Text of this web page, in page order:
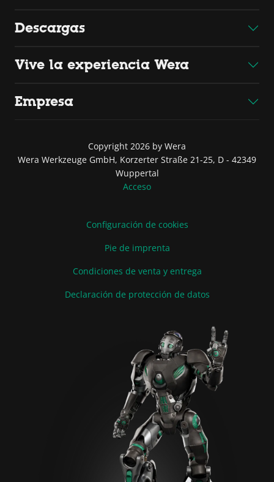
Descargas
Vive la experiencia Wera
Empresa
Copyright 2026 by Wera
Wera Werkzeuge GmbH, Korzerter Straße 21-25, D - 42349
Wuppertal
Acceso
Configuración de cookies
Pie de imprenta
Condiciones de venta y entrega
Declaración de protección de datos